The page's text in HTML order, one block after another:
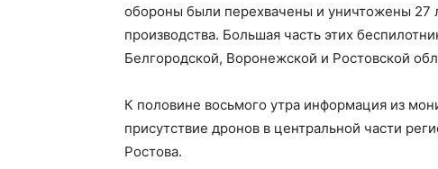
обороны были перехвачены и уничтожены 27
производства. Большая часть этих
Белгородской, Воронежской и Ростовской
К половине восьмого утра информация из
присутствие дронов в центральной части
Ростова.